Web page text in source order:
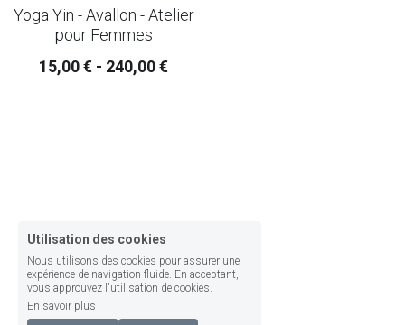
Yoga Yin - Avallon - Atelier
pour Femmes
15,00 € - 240,00 €
Utilisation des cookies
Nous utilisons des cookies pour assurer une
expérience de navigation fluide. En acceptant,
vous approuvez l'utilisation de cookies.
En savoir plus